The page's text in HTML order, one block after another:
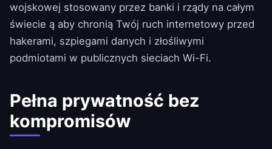
wojskowej stosowany przez banki i rządy na całym
świecie ą aby chronią Twój ruch internetowy przed
hakerami, szpiegami danych i złośliwymi
podmiotami w publicznych sieciach Wi-Fi.
Pełna prywatność bez
kompromisów